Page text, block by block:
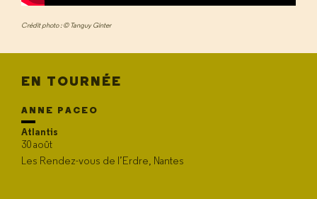
Crédit photo : © Tanguy Ginter
EN TOURNÉE
ANNE PACEO
Atlantis
30 août
Les Rendez-vous de l’Erdre, Nantes